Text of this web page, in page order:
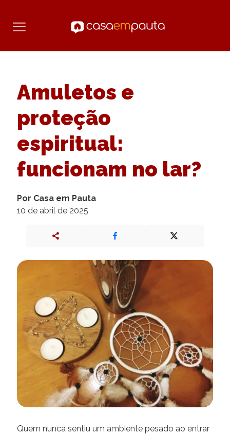
Amuletos e
proteção
espiritual:
funcionam no lar?
Por Casa em Pauta
10 de abril de 2025
Quem nunca sentiu um ambiente pesado ao entrar